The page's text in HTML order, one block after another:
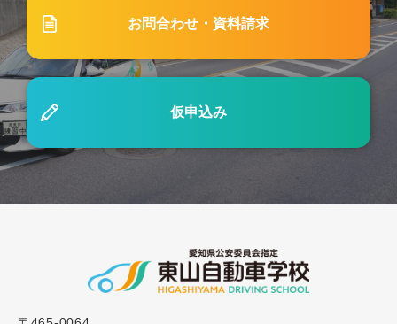
スクールバス停留所の一部廃止について
#51「免許は何歳まで取得できる？30代以上で免許
2023.03.01
#9「運転免許取得に必要な視力は？適性試験の内
お問合わせ・資料請求
仮申込み